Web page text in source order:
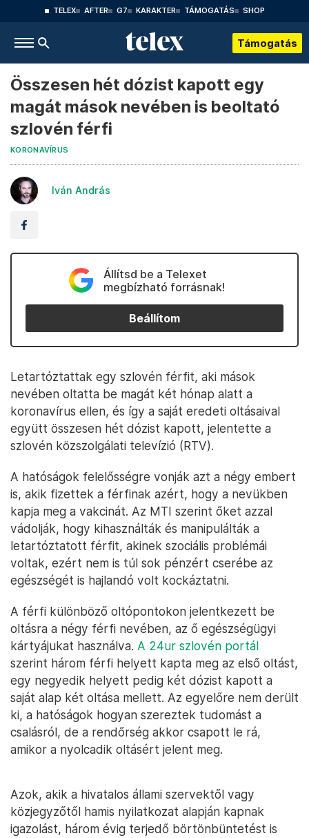
TELEX AFTER G7 KARAKTER TÁMOGATÁS SHOP
Támogatás
Összesen hét dózist kapott egy
magát mások nevében is beoltató
szlovén férfi
KORONAVÍRUS
Iván András
Állítsd be a Telexet
megbízható forrásnak!
Beállítom
Letartóztattak egy szlovén férfit, aki mások
nevében oltatta be magát két hónap alatt a
koronavírus ellen, és így a saját eredeti oltásaival
együtt összesen hét dózist kapott, jelentette a
szlovén közszolgálati televízió (RTV).
A hatóságok felelősségre vonják azt a négy embert
is, akik fizettek a férfinak azért, hogy a nevükben
kapja meg a vakcinát. Az MTI szerint őket azzal
vádolják, hogy kihasználták és manipulálták a
letartóztatott férfit, akinek szociális problémái
voltak, ezért nem is túl sok pénzért cserébe az
egészségét is hajlandó volt kockáztatni.
A férfi különböző oltópontokon jelentkezett be
oltásra a négy férfi nevében, az ő egészségügyi
kártyájukat használva. A 24ur szlovén portál
szerint három férfi helyett kapta meg az első oltást,
egy negyedik helyett pedig két dózist kapott a
saját alap két oltása mellett. Az egyelőre nem derült
ki, a hatóságok hogyan szereztek tudomást a
csalásról, de a rendőrség akkor csapott le rá,
amikor a nyolcadik oltásért jelent meg.
Azok, akik a hivatalos állami szervektől vagy
közjegyzőtől hamis nyilatkozat alapján kapnak
igazolást, három évig terjedő börtönbüntetést is